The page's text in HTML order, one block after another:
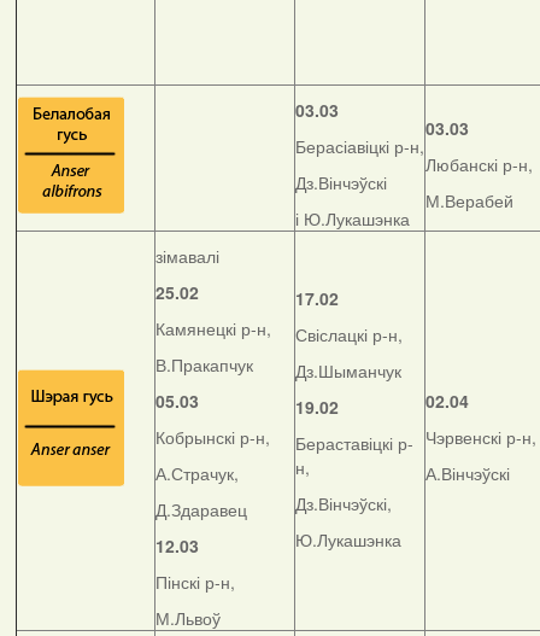
03.03
Берасіавіцкі р-н,
Дз.Вінчэўскі
і Ю.Лукашэнка
03.03
Любанскі р-н,
М.Верабей
зімавалі
25.02
Камянецкі р-н,
В.Пракапчук
05.03
Кобрынскі р-н,
А.Страчук,
Д.Здаравец
12.03
Пінскі р-н,
М.Львоў
17.02
Свіслацкі р-н,
Дз.Шыманчук
19.02
Бераставіцкі р-
н,
Дз.Вінчэўскі,
Ю.Лукашэнка
02.04
Чэрвенскі р-н,
А.Вінчэўскі